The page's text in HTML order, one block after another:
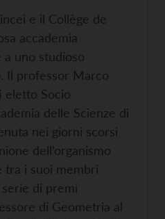
e il Collège de
accademia
uno studioso
Il professor Marco
eletto Socio
delle Scienze di
nei giorni scorsi
dell’organismo
tra i suoi membri
di premi
di Geometria al